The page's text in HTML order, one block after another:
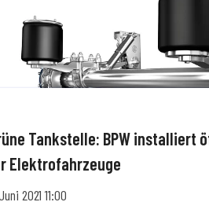
Tankstelle: BPW installiert
Elektrofahrzeuge
2021 11:00